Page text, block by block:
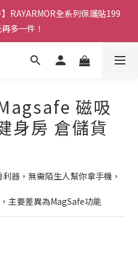
RAYARMOR全系列保護貼199
多一件！
磁吸
身房 倉儲貨
器，無需陌生人幫你拿手機，
主要差異為MagSafe功能